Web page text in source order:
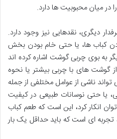
در میان محبوبیت ها دارد.
دیگری، نقدهایی نیز وجود دارد.
کباب ها، یا حتی خام بودن بخش
به بوی چربی گوشت اشاره کرده اند
گوشت های با چربی بیشتر یا نحوه
ناشی از عوامل مختلفی از جمله
یا حتی نوسانات طبیعی در کیفیت
انکار کرد، این است که طعم کباب
ای است که باید حداقل یک بار